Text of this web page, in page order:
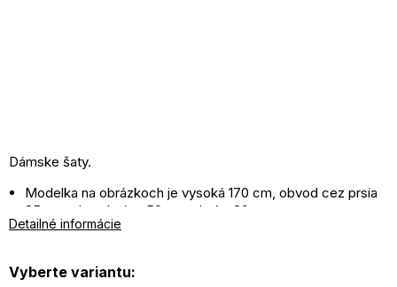
Dámske šaty.
Modelka na obrázkoch je vysoká 170 cm, obvod cez prsia
85 cm, obvod pásu 59 cm a boky 89 cm.
Modelka je oblečená do veľkosti S.
Detailné informácie
Vyberte variantu: